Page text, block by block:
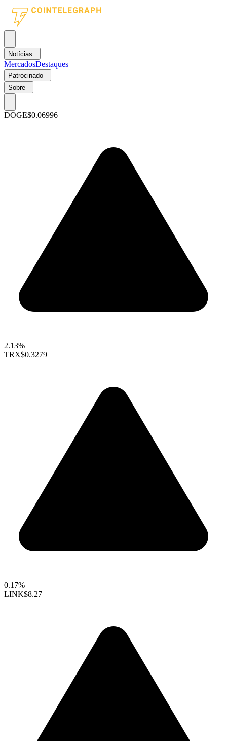
Notícias
MercadosDestaques
Patrocinado
Sobre
DOGE$0.06996
2.13%
TRX$0.3279
0.17%
LINK$8.27